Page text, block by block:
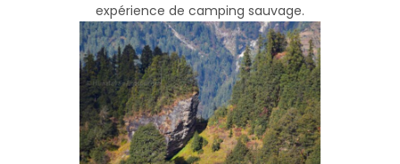
expérience de camping sauvage.